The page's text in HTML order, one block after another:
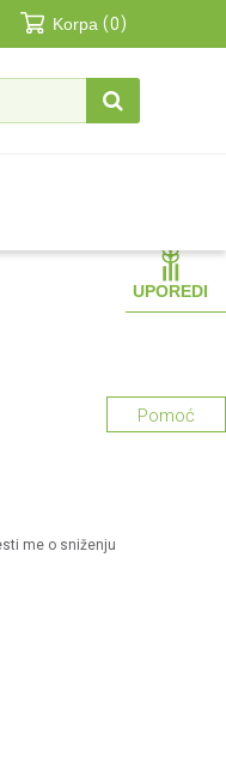
Korpa 0
UPOREDI
me o sniženju
Pomoć